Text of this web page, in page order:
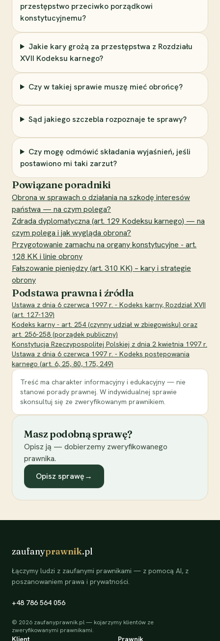
przestępstwo przeciwko porządkowi
konstytucyjnemu?
Jakie kary grożą za przestępstwa z Rozdziału
XVII Kodeksu karnego?
Czy w takiej sprawie muszę mieć obrońcę?
Sąd jakiego szczebla rozpoznaje te sprawy?
Czy mogę odmówić składania wyjaśnień, jeśli
postawiono mi taki zarzut?
Powiązane poradniki
Obrona w sprawach o działania na szkodę interesów
państwa — na czym polega?
Zdrada dyplomatyczna (art. 129 Kodeksu karnego) — na
czym polega i jak wygląda obrona?
Przygotowanie zamachu na organy konstytucyjne - art.
128 KK i linie obrony
Fałszowanie pieniędzy (art. 310 KK) – kary i strategie
obrony
Podstawa prawna i źródła
Ustawa z dnia 6 czerwca 1997 r. - Kodeks karny, Rozdział XVII
(art. 127-139)
Kodeks karny - art. 254 (czynny udział w zbiegowisku) oraz
art. 256-258 (porządek publiczny)
Konstytucja Rzeczypospolitej Polskiej z dnia 2 kwietnia 1997 r.
Ustawa z dnia 6 czerwca 1997 r. - Kodeks postępowania
karnego (art. 6, 25, 80, 175, 249)
Treść ma charakter informacyjny i edukacyjny — nie
stanowi porady prawnej. W indywidualnej sprawie
skonsultuj się ze zweryfikowanym prawnikiem.
Masz podobną sprawę?
Opisz ją — dobierzemy zweryfikowanego
prawnika.
Opisz sprawę→
zaufanyprawnik.pl
Łączymy ludzi z zaufanymi prawnikami — z pomocą AI, z
poszanowaniem prawa i prywatności.
+48 786 564 056
© 2026 zaufanyprawnik.pl — kojarzymy klientów ze
zweryfikowanymi prawnikami.
Klient Prawnik